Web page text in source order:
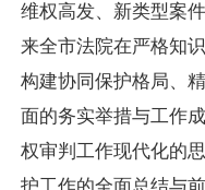
维权高发、新类型案
来全市法院在严格知
构建协同保护格局、
面的务实举措与工作
权审判工作现代化的